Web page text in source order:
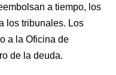
a tiempo, los
los tribunales. Los
a la Oficina de
de la deuda.